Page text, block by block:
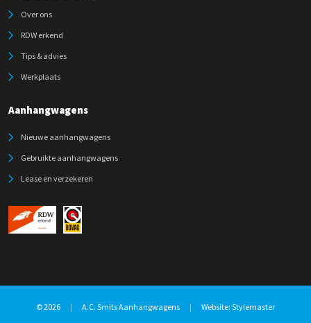
Over ons
RDW erkend
Tips & advies
Werkplaats
Aanhangwagens
Nieuwe aanhangwagens
Gebruikte aanhangwagens
Lease en verzekeren
© 2026 | A.C. Smits Aanhangwagens | Website: Stylemaster